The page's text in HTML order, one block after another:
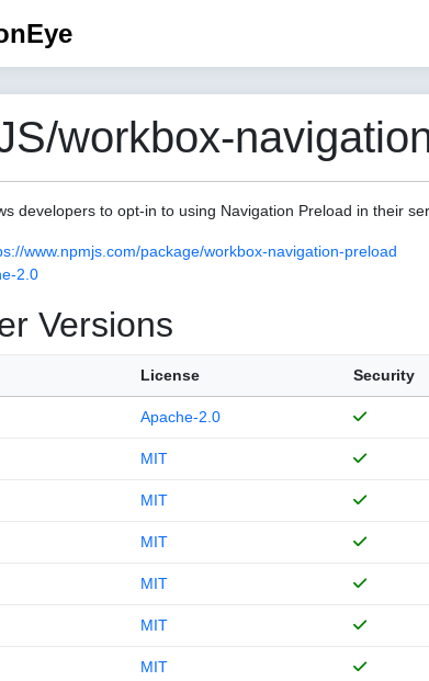
workbox-
developers to opt-in to using Navigation Preload in their
www.npmjs.com/package/workbox-navigation-preload
2.0
Versions
License Security
Apache-2.0
MIT
MIT
MIT
MIT
MIT
MIT